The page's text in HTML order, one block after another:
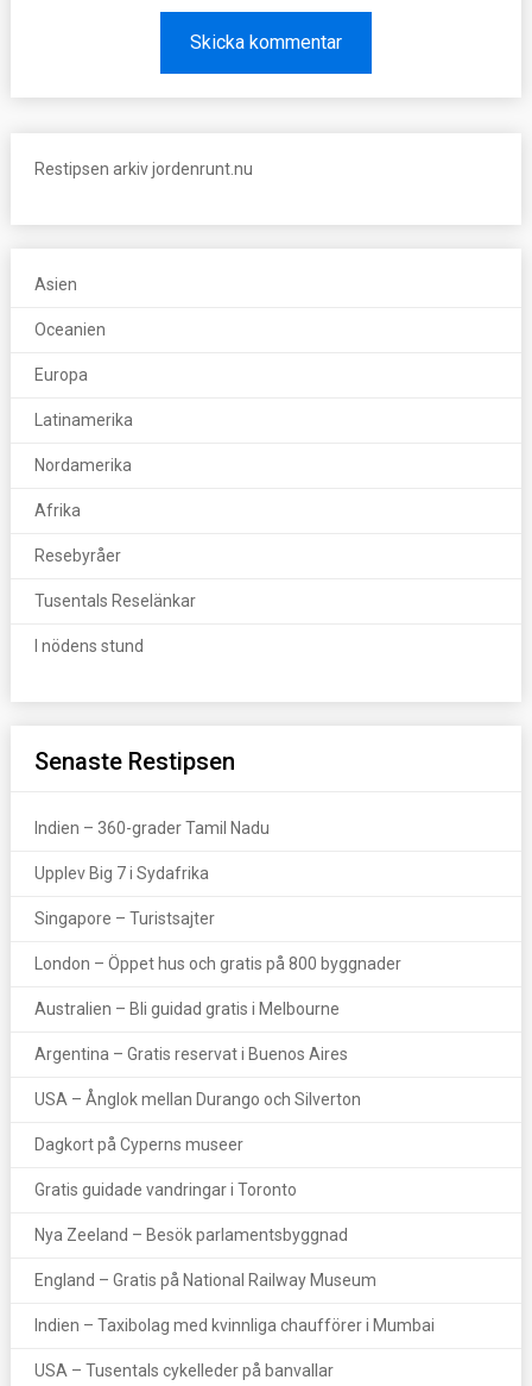
Restipsen arkiv jordenrunt.nu
Asien
Oceanien
Europa
Latinamerika
Nordamerika
Afrika
Resebyråer
Tusentals Reselänkar
I nödens stund
Senaste Restipsen
Indien – 360-grader Tamil Nadu
Upplev Big 7 i Sydafrika
Singapore – Turistsajter
London – Öppet hus och gratis på 800 byggnader
Australien – Bli guidad gratis i Melbourne
Argentina – Gratis reservat i Buenos Aires
USA – Ånglok mellan Durango och Silverton
Dagkort på Cyperns museer
Gratis guidade vandringar i Toronto
Nya Zeeland – Besök parlamentsbyggnad
England – Gratis på National Railway Museum
Indien – Taxibolag med kvinnliga chaufförer i Mumbai
USA – Tusentals cykelleder på banvallar